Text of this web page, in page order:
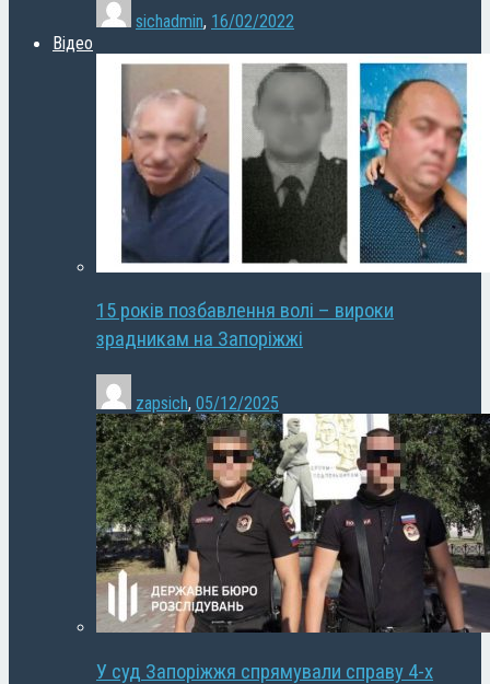
sichadmin, 16/02/2022
Відео
15 років позбавлення волі – вироки
зрадникам на Запоріжжі
zapsich, 05/12/2025
У суд Запоріжжя спрямували справу 4-х